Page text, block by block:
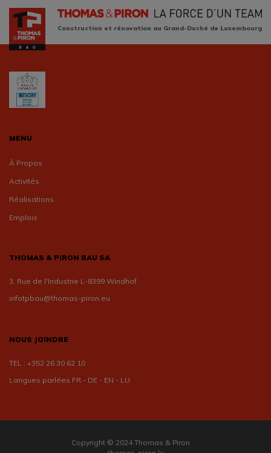
Construction et rénovation au Grand-Duché de Luxembourg
MENU
À Propos
Activités
Réalisations
Emplois
THOMAS & PIRON BAU SA
3, Rue de l'Industrie L-8399 Windhof
infotpbau@thomas-piron.eu
NOUS JOINDRE
TEL : +352 26 30 62 10
Langues parlées FR - DE - EN - LU
Copyright © 2024 Thomas & Piron